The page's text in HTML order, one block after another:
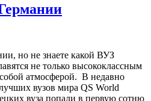
но не знаете какой ВУЗ
не только высококлассным
атмосферой. В недавно
вузов мира QS World
вуза попали в первую сотню